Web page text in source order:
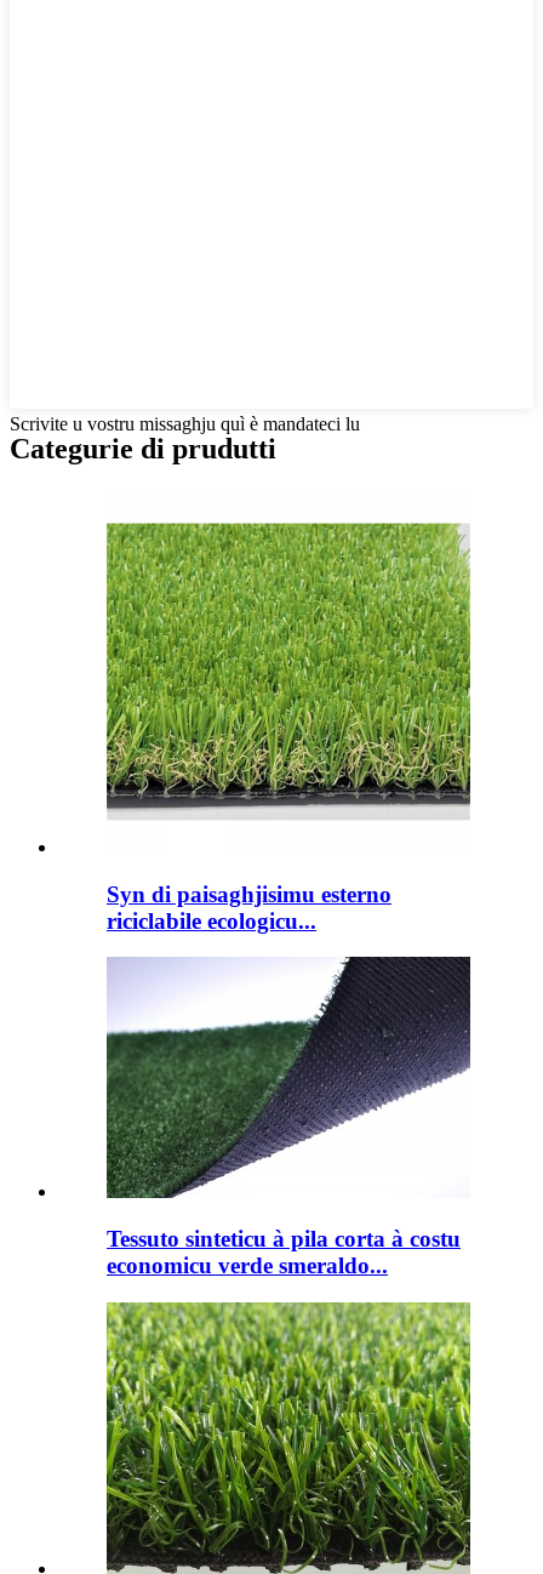
Scrivite u vostru missaghju quì è mandateci lu
Categurie di prudutti
Syn di paisaghjisimu esterno
riciclabile ecologicu...
Tessuto sinteticu à pila corta à costu
economicu verde smeraldo...